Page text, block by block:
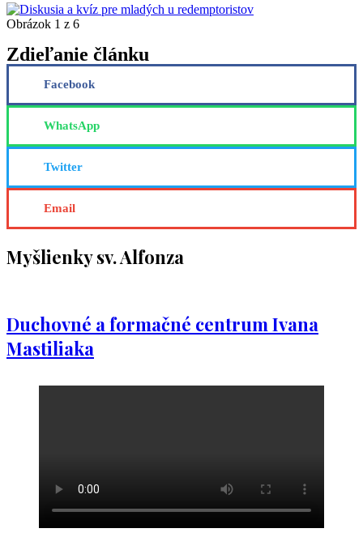
Obrázok 1 z 6
Zdieľanie článku
Facebook
WhatsApp
Twitter
Email
Myšlienky sv. Alfonza
Duchovné a formačné centrum Ivana
Mastiliaka